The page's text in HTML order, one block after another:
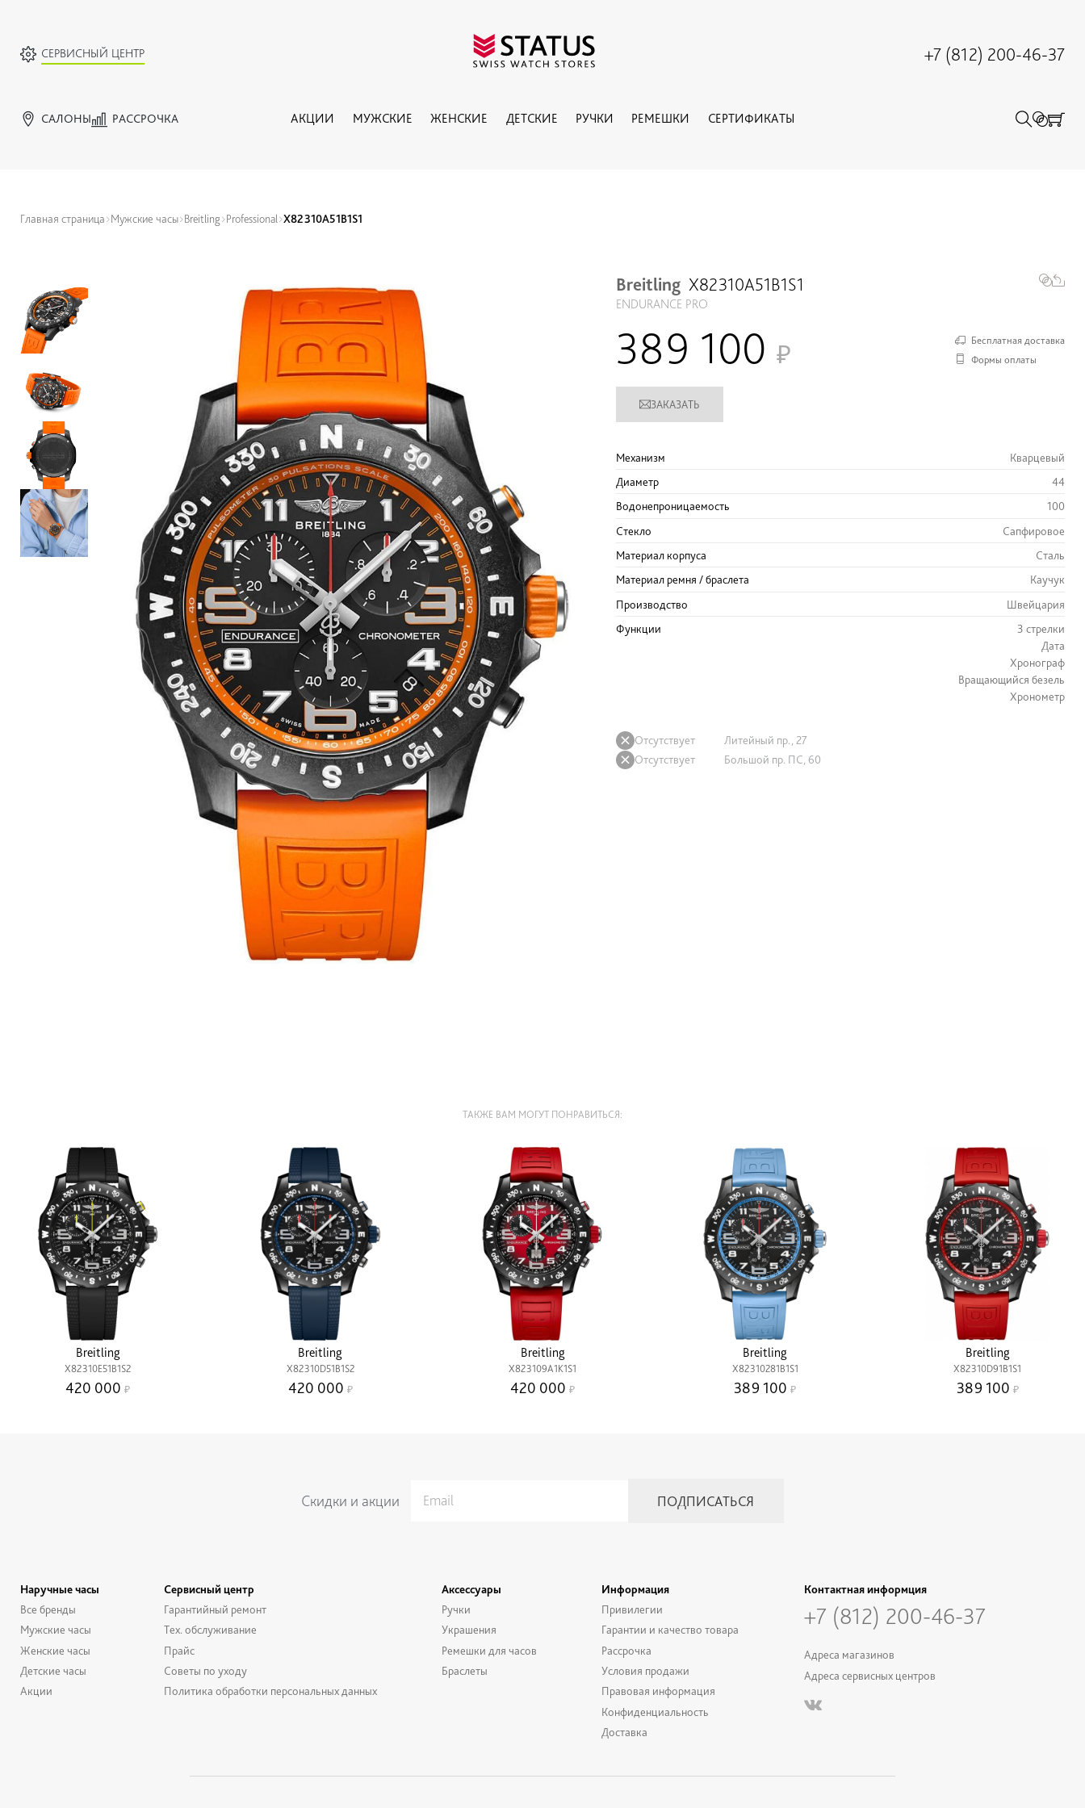
СЕРВИСНЫЙ ЦЕНТР +7 (812) 200-46-37
САЛОНЫ РАССРОЧКА АКЦИИ МУЖСКИЕ ЖЕНСКИЕ ДЕТСКИЕ РУЧКИ РЕМЕШКИ СЕРТИФИКАТЫ
Главная страница Мужские часы Breitling Professional X82310A51B1S1
Breitling X82310A51B1S1
ENDURANCE PRO
389 100
Бесплатная доставка
Формы оплаты
ЗАКАЗАТЬ
Механизм
Кварцевый
Диаметр
44
Водонепроницаемость
100
Стекло
Сапфировое
Материал корпуса
Сталь
Материал ремня / браслета
Каучук
Производство
Швейцария
Функции
3 стрелки
Дата
Хронограф
Вращающийся безель
Хронометр
Отсутствует
Литейный пр., 27
Отсутствует
Большой пр. ПС, 60
ТАКЖЕ ВАМ МОГУТ ПОНРАВИТЬСЯ:
Breitling
X82310E51B1S2
420 000
Breitling
X82310D51B1S2
420 000
Breitling
X823109A1K1S1
420 000
Breitling
X82310281B1S1
389 100
Breitling
X82310D91B1S1
389 100
Скидки и акции
Наручные часы
Все бренды
Мужские часы
Женские часы
Детские часы
Акции
Сервисный центр
Гарантийный ремонт
Тех. обслуживание
Прайс
Советы по уходу
Политика обработки персональных данных
Аксессуары
Ручки
Украшения
Ремешки для часов
Браслеты
Информация
Привилегии
Гарантии и качество товара
Рассрочка
Условия продажи
Правовая информация
Конфиденциальность
Доставка
Контактная информция
+7 (812) 200-46-37
Адреса магазинов
Адреса сервисных центров